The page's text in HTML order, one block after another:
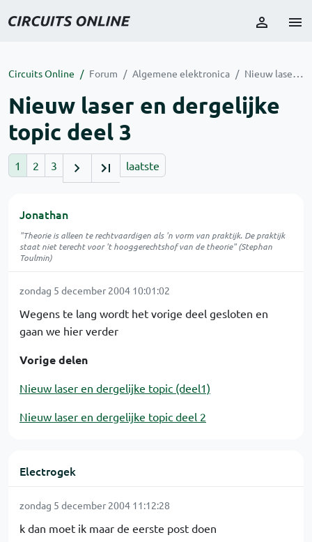
Circuits Online Forum Algemene elektronica Nieuw laser en dergelijke topic deel 3
Nieuw laser en dergelijke
topic deel 3
1 2 3 laatste
Jonathan
"Theorie is alleen te rechtvaardigen als 'n vorm van praktijk. De praktijk
staat niet terecht voor 't hooggerechtshof van de theorie" (Stephan
Toulmin)
zondag 5 december 2004 10:01:02
Wegens te lang wordt het vorige deel gesloten en
gaan we hier verder
Vorige delen
Nieuw laser en dergelijke topic (deel1)
Nieuw laser en dergelijke topic deel 2
Electrogek
zondag 5 december 2004 11:12:28
k dan moet ik maar de eerste post doen